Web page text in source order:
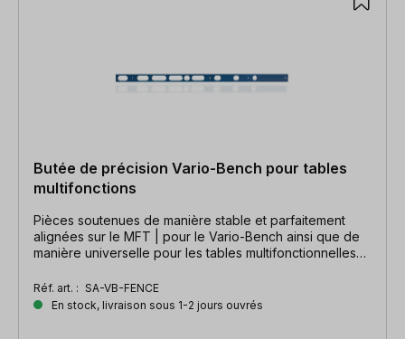
Butée de précision Vario-Bench pour tables
multifonctions
Pièces soutenues de manière stable et parfaitement
alignées sur le MFT | pour le Vario-Bench ainsi que de
manière universelle pour les tables multifonctionnelles
Réf. art. : SA-VB-FENCE
En stock, livraison sous 1-2 jours ouvrés